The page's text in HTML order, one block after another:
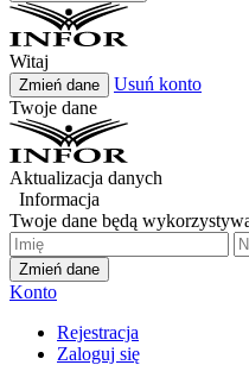
Witaj
Zmień dane
Usuń konto
Twoje dane
Aktualizacja danych
Informacja
Twoje dane będą
Zmień dane
Konto
Rejestracja
Zaloguj się